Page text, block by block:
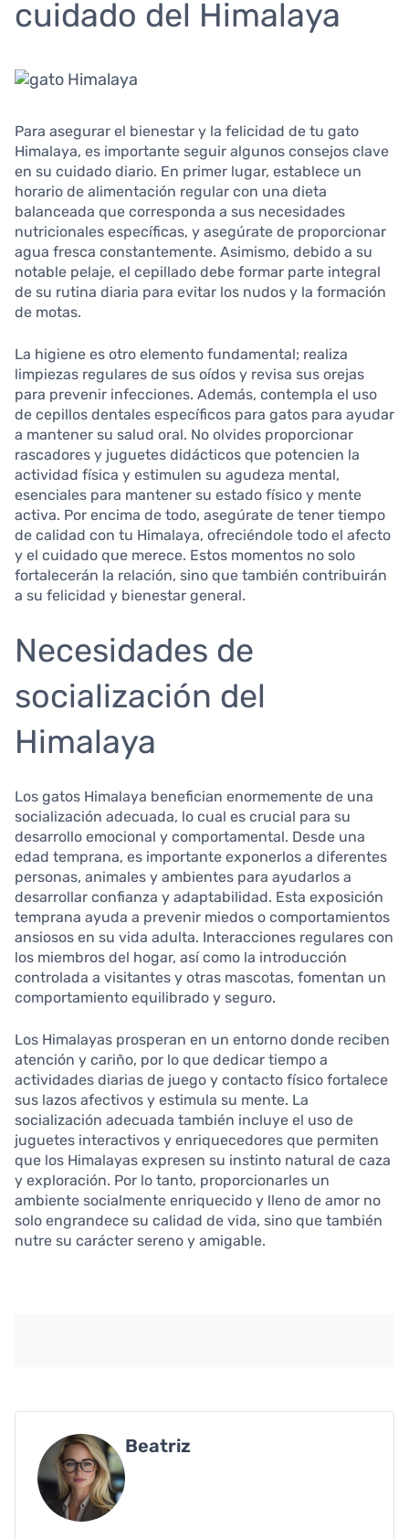
cuidado del Himalaya
Para asegurar el bienestar y la felicidad de tu gato
Himalaya, es importante seguir algunos consejos clave
en su cuidado diario. En primer lugar, establece un
horario de alimentación regular con una dieta
balanceada que corresponda a sus necesidades
nutricionales específicas, y asegúrate de proporcionar
agua fresca constantemente. Asimismo, debido a su
notable pelaje, el cepillado debe formar parte integral
de su rutina diaria para evitar los nudos y la formación
de motas.
La higiene es otro elemento fundamental; realiza
limpiezas regulares de sus oídos y revisa sus orejas
para prevenir infecciones. Además, contempla el uso
de cepillos dentales específicos para gatos para ayudar
a mantener su salud oral. No olvides proporcionar
rascadores y juguetes didácticos que potencien la
actividad física y estimulen su agudeza mental,
esenciales para mantener su estado físico y mente
activa. Por encima de todo, asegúrate de tener tiempo
de calidad con tu Himalaya, ofreciéndole todo el afecto
y el cuidado que merece. Estos momentos no solo
fortalecerán la relación, sino que también contribuirán
a su felicidad y bienestar general.
Necesidades de
socialización del
Himalaya
Los gatos Himalaya benefician enormemente de una
socialización adecuada, lo cual es crucial para su
desarrollo emocional y comportamental. Desde una
edad temprana, es importante exponerlos a diferentes
personas, animales y ambientes para ayudarlos a
desarrollar confianza y adaptabilidad. Esta exposición
temprana ayuda a prevenir miedos o comportamientos
ansiosos en su vida adulta. Interacciones regulares con
los miembros del hogar, así como la introducción
controlada a visitantes y otras mascotas, fomentan un
comportamiento equilibrado y seguro.
Los Himalayas prosperan en un entorno donde reciben
atención y cariño, por lo que dedicar tiempo a
actividades diarias de juego y contacto físico fortalece
sus lazos afectivos y estimula su mente. La
socialización adecuada también incluye el uso de
juguetes interactivos y enriquecedores que permiten
que los Himalayas expresen su instinto natural de caza
y exploración. Por lo tanto, proporcionarles un
ambiente socialmente enriquecido y lleno de amor no
solo engrandece su calidad de vida, sino que también
nutre su carácter sereno y amigable.
Beatriz